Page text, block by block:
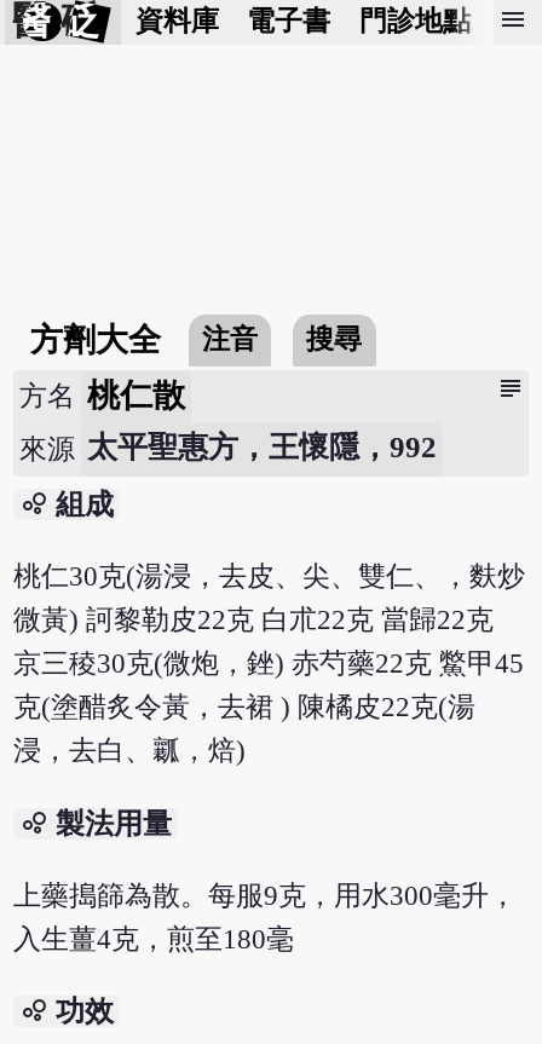
醫 砭 資料庫 電子書 門診地點 預
menu
方劑大全 注音 搜尋
subject
方名 桃仁散
來源 太平聖惠方，王懷隱，992
bubble_chart 組成
桃仁30克(湯浸，去皮、尖、雙仁、，麩炒
微黃) 訶黎勒皮22克 白朮22克 當歸22克
京三稜30克(微炮，銼) 赤芍藥22克 鱉甲45
克(塗醋炙令黃，去裙 ) 陳橘皮22克(湯
浸，去白、瓤，焙)
bubble_chart 製法用量
上藥搗篩為散。每服9克，用水300毫升，
入生薑4克，煎至180毫
bubble_chart 功效